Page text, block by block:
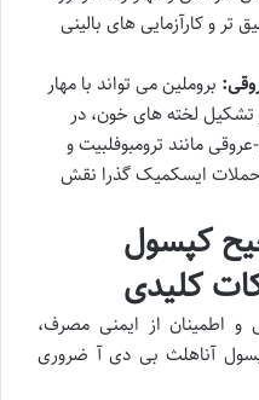
تر و کارآزمایی های بالینی
بروملین می تواند با مهار
تشکیل لخته های خون، در
مانند ترومبوفلبیت و
ایسکمیک گذرا نقش
کپسول
کلیدی
و اطمینان از ایمنی مصرف،
آناهلث بی دی آ ضروری